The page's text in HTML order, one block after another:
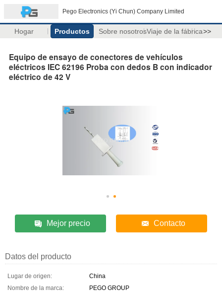
Pego Electronics (Yi Chun) Company Limited
Hogar Productos Sobre nosotrosViaje de la fábrica>>
Equipo de ensayo de conectores de vehículos
eléctricos IEC 62196 Proba con dedos B con indicador
eléctrico de 42 V
Mejor precio Contacto
Datos del producto
Lugar de origen:
China
Nombre de la marca:
PEGO GROUP